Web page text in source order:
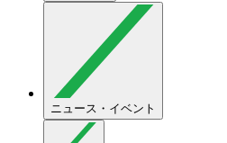
ニュース・イベント